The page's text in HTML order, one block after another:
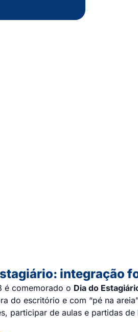
integração
é comemorado o Dia do
do escritório e com “pé na
participar de aulas e partidas de